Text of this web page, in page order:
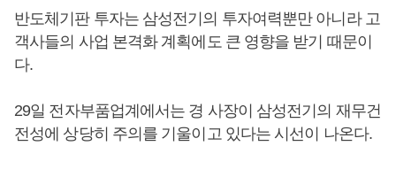
반도체기판 투자는 삼성전기의 투자여력뿐만 아니라 고
객사들의 사업 본격화 계획에도 큰 영향을 받기 때문이
다.
29일 전자부품업계에서는 경 사장이 삼성전기의 재무건
전성에 상당히 주의를 기울이고 있다는 시선이 나온다.